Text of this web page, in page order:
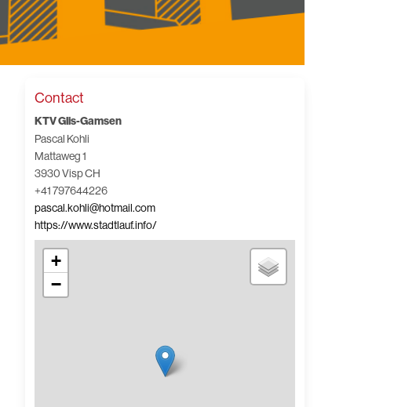
Contact
KTV Glis-Gamsen
Pascal Kohli
Mattaweg 1
3930 Visp CH
+41 797644226
pascal.kohli@hotmail.com
https://www.stadtlauf.info/
+
−